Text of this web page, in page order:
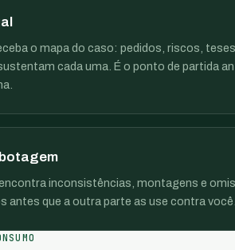
o mapa do caso: pedidos, riscos,
cada uma. É o ponto de partida
inconsistências, montagens e
antes que a outra parte as use contra você.